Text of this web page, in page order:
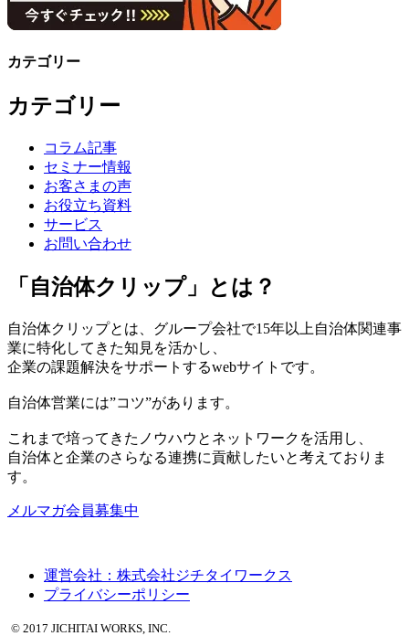
カテゴリー
カテゴリー
コラム記事
セミナー情報
お客さまの声
お役立ち資料
サービス
お問い合わせ
「自治体クリップ」とは？
自治体クリップとは、グループ会社で15年以上自治体関連事
業に特化してきた知見を活かし、
企業の課題解決をサポートするwebサイトです。
自治体営業には”コツ”があります。
これまで培ってきたノウハウとネットワークを活用し、
自治体と企業のさらなる連携に貢献したいと考えておりま
す。
メルマガ会員募集中
運営会社：株式会社ジチタイワークス
プライバシーポリシー
© 2017 JICHITAI WORKS, INC.